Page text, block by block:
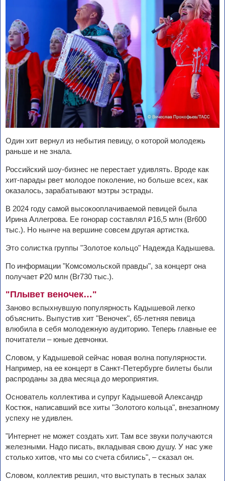
Один хит вернул из небытия певицу, о которой молодежь
раньше и не знала.
Российский шоу-бизнес не перестает удивлять. Вроде как
хит-парады рвет молодое поколение, но больше всех, как
оказалось, зарабатывают мэтры эстрады.
В 2024 году самой высокооплачиваемой певицей была
Ирина Аллегрова. Ее гонорар составлял ₽16,5 млн (Br600
тыс.). Но нынче на вершине совсем другая артистка.
Это солистка группы "Золотое кольцо" Надежда Кадышева.
По информации "Комсомольской правды", за концерт она
получает ₽20 млн (Br730 тыс.).
"Плывет веночек…"
Заново вспыхнувшую популярность Кадышевой легко
объяснить. Выпустив хит "Веночек", 65-летняя певица
влюбила в себя молодежную аудиторию. Теперь главные ее
почитатели – юные девчонки.
Словом, у Кадышевой сейчас новая волна популярности.
Например, на ее концерт в Санкт-Петербурге билеты были
распроданы за два месяца до мероприятия.
Основатель коллектива и супруг Кадышевой Александр
Костюк, написавший все хиты "Золотого кольца", внезапному
успеху не удивлен.
"Интернет не может создать хит. Там все звуки получаются
железными. Надо писать, вкладывая свою душу. У нас уже
столько хитов, что мы со счета сбились", – сказал он.
Словом, коллектив решил, что выступать в тесных залах